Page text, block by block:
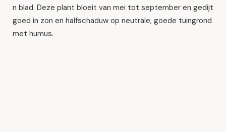
n blad. Deze plant bloeit van mei tot september en gedijt
goed in zon en halfschaduw op neutrale, goede tuingrond
met humus.